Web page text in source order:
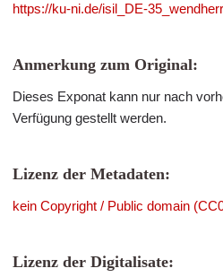
https://ku-ni.de/isil_DE-
Anmerkung zum Original:
Dieses Exponat kann nur nach
Verfügung gestellt werden.
Lizenz der Metadaten:
kein Copyright / Public domain
Lizenz der Digitalisate: